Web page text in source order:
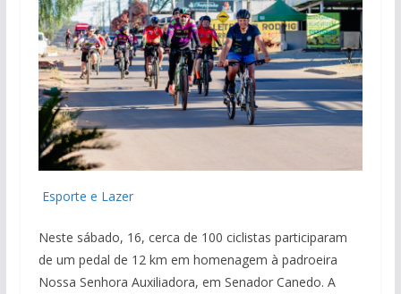
Esporte e Lazer
Neste sábado, 16, cerca de 100 ciclistas participaram
de um pedal de 12 km em homenagem à padroeira
Nossa Senhora Auxiliadora, em Senador Canedo. A